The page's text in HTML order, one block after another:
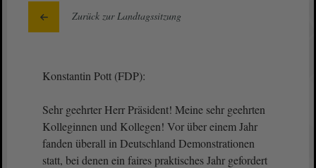
Zurück zur Landtagssitzung
Konstantin Pott (FDP):
Sehr geehrter Herr Präsident! Meine sehr geehrten
Kolleginnen und Kollegen! Vor über einem Jahr
fanden überall in Deutschland Demonstrationen
statt, bei denen ein faires praktisches Jahr gefordert